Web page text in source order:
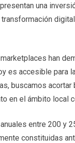
una
han
es accesible para
buscamos acortar
en el ámbito local
entre 200 y
constituidas